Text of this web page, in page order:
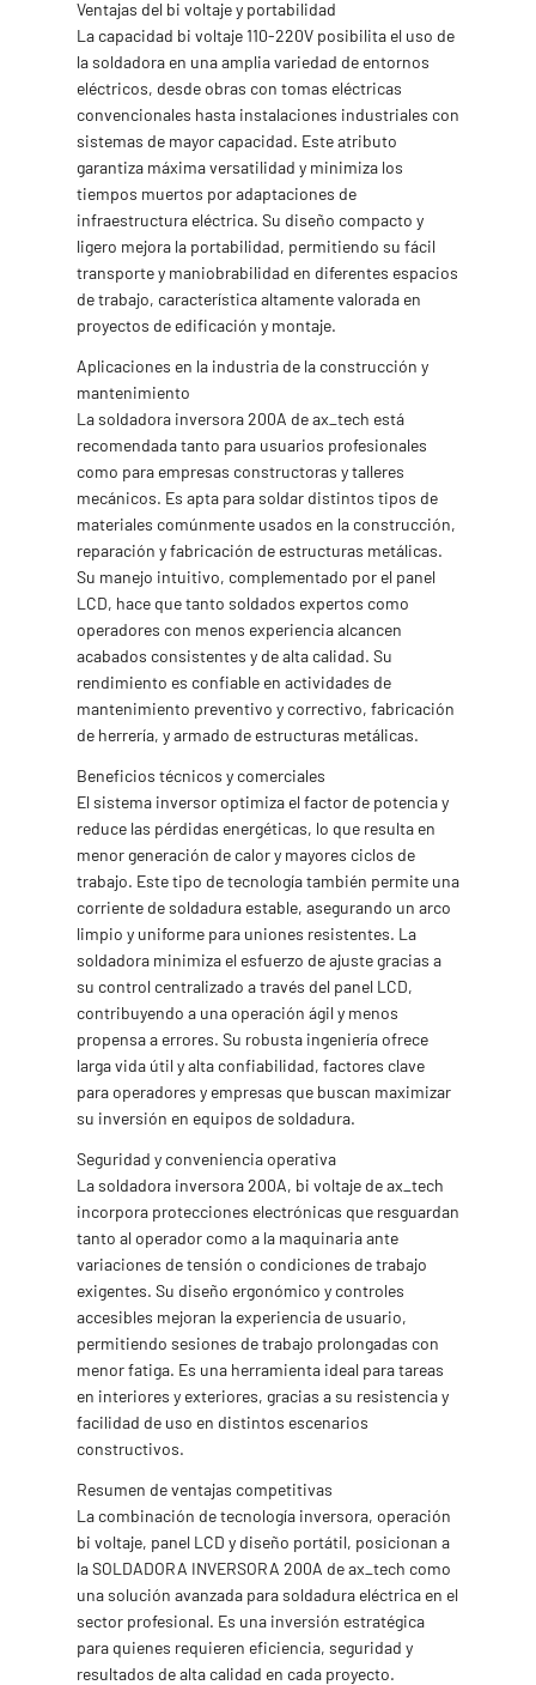
Ventajas del bi voltaje y portabilidad
La capacidad bi voltaje 110-220V posibilita el uso de
la soldadora en una amplia variedad de entornos
eléctricos, desde obras con tomas eléctricas
convencionales hasta instalaciones industriales con
sistemas de mayor capacidad. Este atributo
garantiza máxima versatilidad y minimiza los
tiempos muertos por adaptaciones de
infraestructura eléctrica. Su diseño compacto y
ligero mejora la portabilidad, permitiendo su fácil
transporte y maniobrabilidad en diferentes espacios
de trabajo, característica altamente valorada en
proyectos de edificación y montaje.
Aplicaciones en la industria de la construcción y
mantenimiento
La soldadora inversora 200A de ax_tech está
recomendada tanto para usuarios profesionales
como para empresas constructoras y talleres
mecánicos. Es apta para soldar distintos tipos de
materiales comúnmente usados en la construcción,
reparación y fabricación de estructuras metálicas.
Su manejo intuitivo, complementado por el panel
LCD, hace que tanto soldados expertos como
operadores con menos experiencia alcancen
acabados consistentes y de alta calidad. Su
rendimiento es confiable en actividades de
mantenimiento preventivo y correctivo, fabricación
de herrería, y armado de estructuras metálicas.
Beneficios técnicos y comerciales
El sistema inversor optimiza el factor de potencia y
reduce las pérdidas energéticas, lo que resulta en
menor generación de calor y mayores ciclos de
trabajo. Este tipo de tecnología también permite una
corriente de soldadura estable, asegurando un arco
limpio y uniforme para uniones resistentes. La
soldadora minimiza el esfuerzo de ajuste gracias a
su control centralizado a través del panel LCD,
contribuyendo a una operación ágil y menos
propensa a errores. Su robusta ingeniería ofrece
larga vida útil y alta confiabilidad, factores clave
para operadores y empresas que buscan maximizar
su inversión en equipos de soldadura.
Seguridad y conveniencia operativa
La soldadora inversora 200A, bi voltaje de ax_tech
incorpora protecciones electrónicas que resguardan
tanto al operador como a la maquinaria ante
variaciones de tensión o condiciones de trabajo
exigentes. Su diseño ergonómico y controles
accesibles mejoran la experiencia de usuario,
permitiendo sesiones de trabajo prolongadas con
menor fatiga. Es una herramienta ideal para tareas
en interiores y exteriores, gracias a su resistencia y
facilidad de uso en distintos escenarios
constructivos.
Resumen de ventajas competitivas
La combinación de tecnología inversora, operación
bi voltaje, panel LCD y diseño portátil, posicionan a
la SOLDADORA INVERSORA 200A de ax_tech como
una solución avanzada para soldadura eléctrica en el
sector profesional. Es una inversión estratégica
para quienes requieren eficiencia, seguridad y
resultados de alta calidad en cada proyecto.